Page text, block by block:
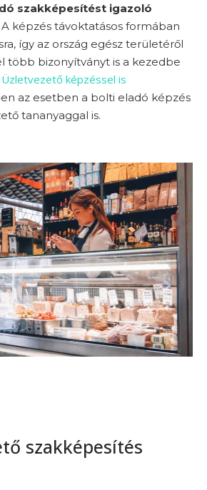
szakképesítést igazoló
A képzés távoktatásos formában
így az ország egész területéről
több bizonyítványt is a kezedbe
Üzletvezető képzéssel is
az esetben a bolti eladó képzés
tananyaggal is.
szakképesítés